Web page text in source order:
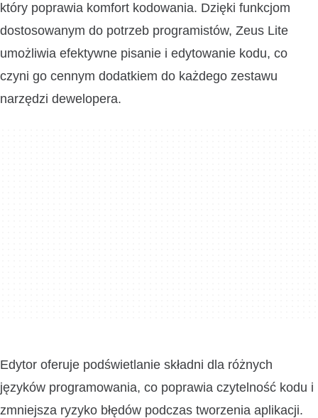
który poprawia komfort kodowania. Dzięki funkcjom
dostosowanym do potrzeb programistów, Zeus Lite
umożliwia efektywne pisanie i edytowanie kodu, co
czyni go cennym dodatkiem do każdego zestawu
narzędzi dewelopera.
Edytor oferuje podświetlanie składni dla różnych
języków programowania, co poprawia czytelność kodu i
zmniejsza ryzyko błędów podczas tworzenia aplikacji.